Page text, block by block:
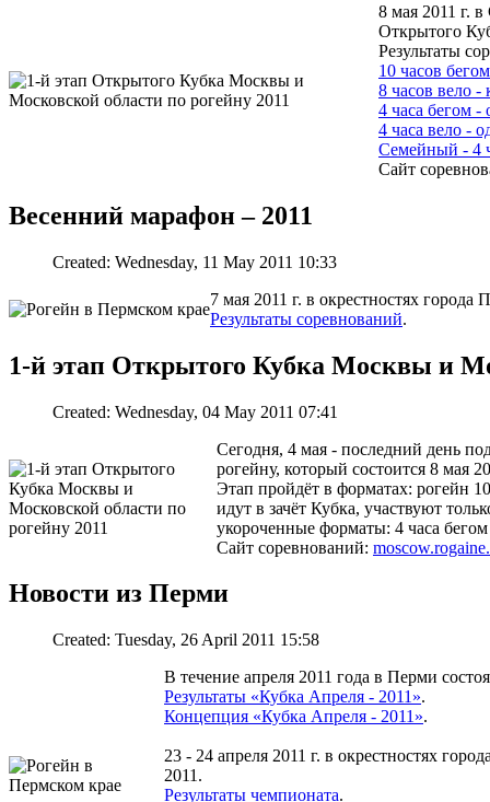
8 мая 2011 г.
Открытого
Результаты
10 часов
8 часов вело -
4 часа бегом
4 часа вело -
Семейный - 4
Сайт
Весенний марафон – 2011
Created: Wednesday, 11 May 2011 10:33
7 мая 2011 г. в окрестностях
Результаты соревнований.
1-й этап Открытого Кубка Москвы и
Created: Wednesday, 04 May 2011 07:41
Сегодня, 4 мая - последний день
рогейну, который состоится 8 мая
Этап пройдёт в форматах: рогейн
идут в зачёт Кубка, участвуют
укороченные форматы: 4 часа
Сайт соревнований:
Новости из Перми
Created: Tuesday, 26 April 2011 15:58
В течение апреля 2011 года в Перми
Результаты «Кубка Апреля - 2011».
Концепция «Кубка Апреля - 2011».
23 - 24 апреля 2011 г. в окрестностях
2011.
Результаты чемпионата.